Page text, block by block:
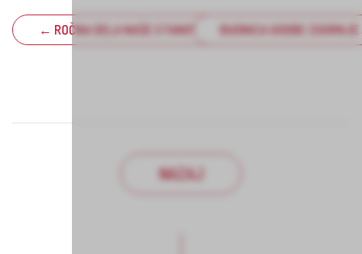
← ROČNA DELA NAŠE STANOVALKEBUDNICA GODBE
NAZAJ